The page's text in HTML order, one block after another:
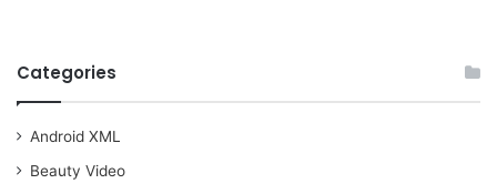
Categories
Android XML
Beauty Video